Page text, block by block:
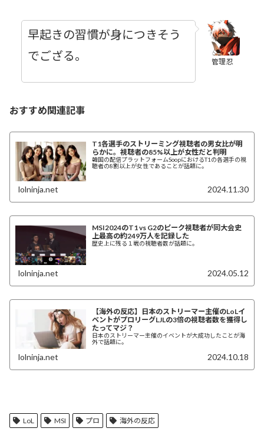
管理忍
早起きの習慣が身につきそう
でござる。
おすすめ関連記事
T1各選手のストリーミング視聴者の男女比が明
らかに。視聴者の85%以上が女性だと判明
韓国の配信プラットフォームSoopにおけるT1の各選手の視
聴者の8割以上が女性であることが話題に。
lolninja.net 2024.11.30
MSI2024のT1 vs G2のピーク視聴者が同大会史
上最高の約249万人を記録した
歴史上に残る１戦の視聴者数が話題に。
lolninja.net 2024.05.12
【海外の反応】日本のストリーマー主催のLoLイ
ベントがプロリーグLJLの3倍の視聴者数を獲得し
たってマジ？
日本のストリーマー主催のイベントが大成功したことが海
外で話題に。
lolninja.net 2024.10.18
LoL MSI プロ 海外の反応